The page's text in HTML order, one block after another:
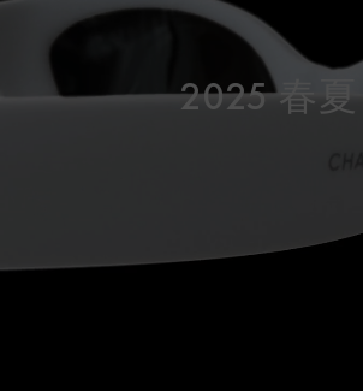
2025 春夏